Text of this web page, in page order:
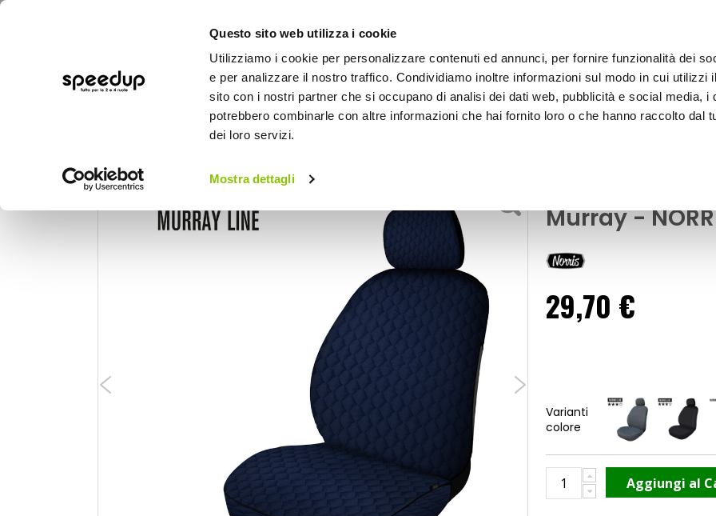
Questo sito web utilizza i cookie
Utilizziamo i cookie per personalizzare contenuti ed annunci, per fornire funzionalità dei
e per analizzare il nostro traffico. Condividiamo inoltre informazioni sul modo in cui utilizzi
sito con i nostri partner che si occupano di analisi dei dati web, pubblicità e social media, i
potrebbero combinarle con altre informazioni che hai fornito loro o che hanno raccolto dal
dei loro servizi.
Mostra dettagli
BICI OUTDOOR
Home
Murray -
29,70 €
Varianti
colore
Aggiungi al